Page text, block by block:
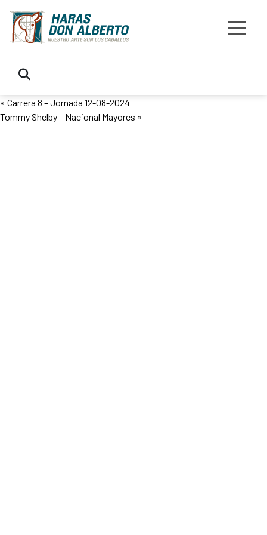
« Carrera 8 – Jornada 12-08-2024
Tommy Shelby – Nacional Mayores »